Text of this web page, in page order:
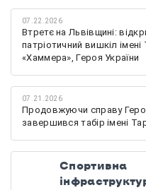
07.22.2026
Втретє на Львівщині:
патріотичний вишкіл
«Хаммера», Героя України
07.21.2026
Продовжуючи справу
завершився табір імені
Спортивна